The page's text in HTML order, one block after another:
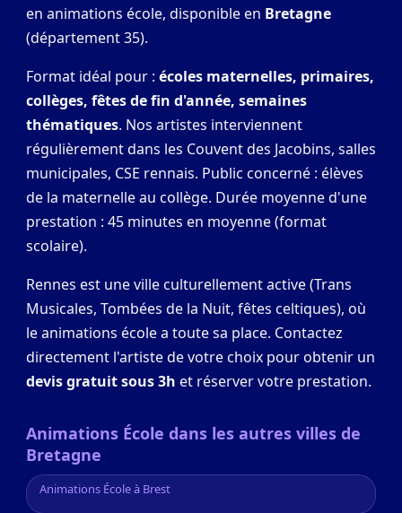
en animations école, disponible en Bretagne
(département 35).
Format idéal pour : écoles maternelles, primaires,
collèges, fêtes de fin d'année, semaines
thématiques. Nos artistes interviennent
régulièrement dans les Couvent des Jacobins, salles
municipales, CSE rennais. Public concerné : élèves
de la maternelle au collège. Durée moyenne d'une
prestation : 45 minutes en moyenne (format
scolaire).
Rennes est une ville culturellement active (Trans
Musicales, Tombées de la Nuit, fêtes celtiques), où
le animations école a toute sa place. Contactez
directement l'artiste de votre choix pour obtenir un
devis gratuit sous 3h et réserver votre prestation.
Animations École dans les autres villes de
Bretagne
Animations École à Brest